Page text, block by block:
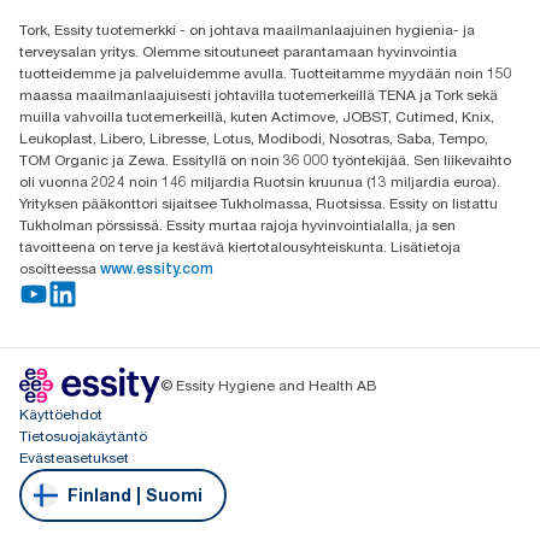
Oy Essity Finland Ab
Revontulenkuja 1
02100 Espoo
Tork, Essity tuotemerkki - on johtava maailmanlaajuinen hygienia- ja
terveysalan yritys. Olemme sitoutuneet parantamaan hyvinvointia
tuotteidemme ja palveluidemme avulla. Tuotteitamme myydään noin 150
maassa maailmanlaajuisesti johtavilla tuotemerkeillä TENA ja Tork sekä
muilla vahvoilla tuotemerkeillä, kuten Actimove, JOBST, Cutimed, Knix,
Leukoplast, Libero, Libresse, Lotus, Modibodi, Nosotras, Saba, Tempo,
TOM Organic ja Zewa. Essityllä on noin 36 000 työntekijää. Sen liikevaihto
oli vuonna 2024 noin 146 miljardia Ruotsin kruunua (13 miljardia euroa).
Yrityksen pääkonttori sijaitsee Tukholmassa, Ruotsissa. Essity on listattu
Tukholman pörssissä. Essity murtaa rajoja hyvinvointialalla, ja sen
tavoitteena on terve ja kestävä kiertotalousyhteiskunta. Lisätietoja
osoitteessa www.essity.com
© Essity Hygiene and Health AB
Käyttöehdot
Tietosuojakäytäntö
Evästeasetukset
Finland | Suomi